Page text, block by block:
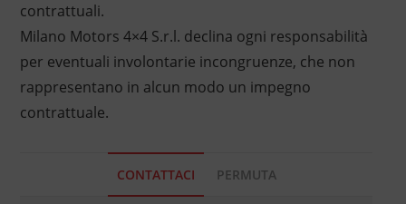
contrattuali.
Milano Motors 4×4 S.r.l. declina ogni responsabilità
per eventuali involontarie incongruenze, che non
rappresentano in alcun modo un impegno
contrattuale.
CONTATTACI PERMUTA